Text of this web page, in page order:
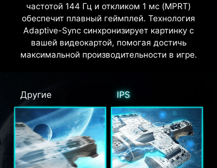
частотой 144 Гц и откликом 1 мс (MPRT)
обеспечит плавный геймплей. Технология
Adaptive-Sync синхронизирует картинку с
вашей видеокартой, помогая достичь
максимальной производительности в игре.
Другие IPS